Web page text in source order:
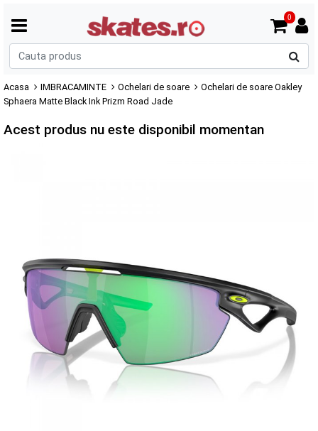
0
Acasa IMBRACAMINTE Ochelari de soare
Ochelari de soare Oakley
Sphaera Matte Black Ink Prizm Road Jade
Acest produs nu este disponibil momentan